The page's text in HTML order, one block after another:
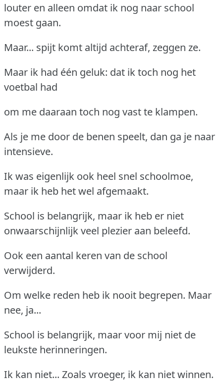
louter en alleen omdat ik nog naar school
moest gaan.
Maar... spijt komt altijd achteraf, zeggen ze.
Maar ik had één geluk: dat ik toch nog het
voetbal had
om me daaraan toch nog vast te klampen.
Als je me door de benen speelt, dan ga je naar
intensieve.
Ik was eigenlijk ook heel snel schoolmoe,
maar ik heb het wel afgemaakt.
School is belangrijk, maar ik heb er niet
onwaarschijnlijk veel plezier aan beleefd.
Ook een aantal keren van de school
verwijderd.
Om welke reden heb ik nooit begrepen. Maar
nee, ja...
School is belangrijk, maar voor mij niet de
leukste herinneringen.
Ik kan niet... Zoals vroeger, ik kan niet winnen.